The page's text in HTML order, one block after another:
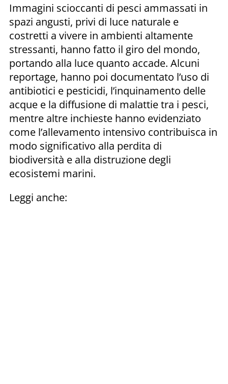
Immagini scioccanti di pesci ammassati in
spazi angusti, privi di luce naturale e
costretti a vivere in ambienti altamente
stressanti, hanno fatto il giro del mondo,
portando alla luce quanto accade. Alcuni
reportage, hanno poi documentato l’uso di
antibiotici e pesticidi, l’inquinamento delle
acque e la diffusione di malattie tra i pesci,
mentre altre inchieste hanno evidenziato
come l’allevamento intensivo contribuisca in
modo significativo alla perdita di
biodiversità e alla distruzione degli
ecosistemi marini.
Leggi anche: